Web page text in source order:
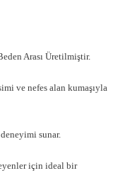
Arası Üretilmiştir.
ve nefes alan kumaşıyla
sunar.
için ideal bir